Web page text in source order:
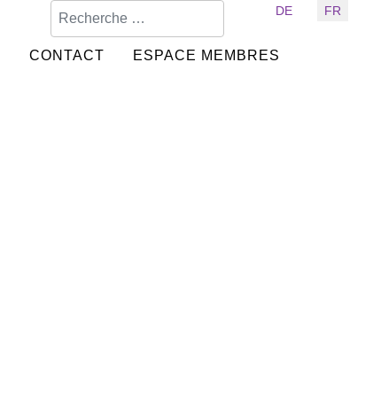
Sélectionnez votre langue
DE FR
CONTACT ESPACE MEMBRES